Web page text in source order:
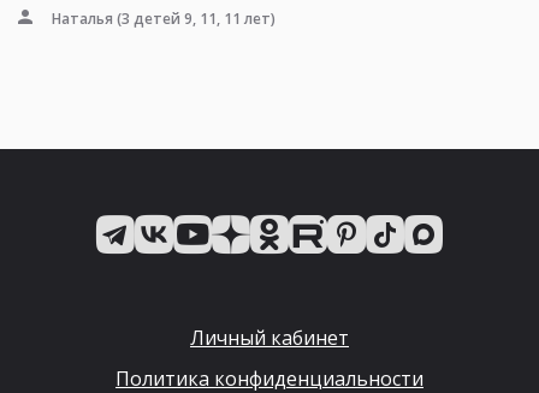
Наталья (3 детей 9, 11, 11 лет)
Личный кабинет
Политика конфиденциальности